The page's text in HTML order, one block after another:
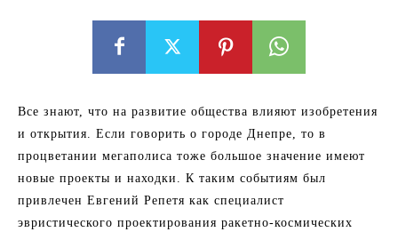
Все знают, что на развитие общества влияют изобретения
и открытия. Если говорить о городе Днепре, то в
процветании мегаполиса тоже большое значение имеют
новые проекты и находки. К таким событиям был
привлечен Евгений Репетя как специалист
эвристического проектирования ракетно-космических